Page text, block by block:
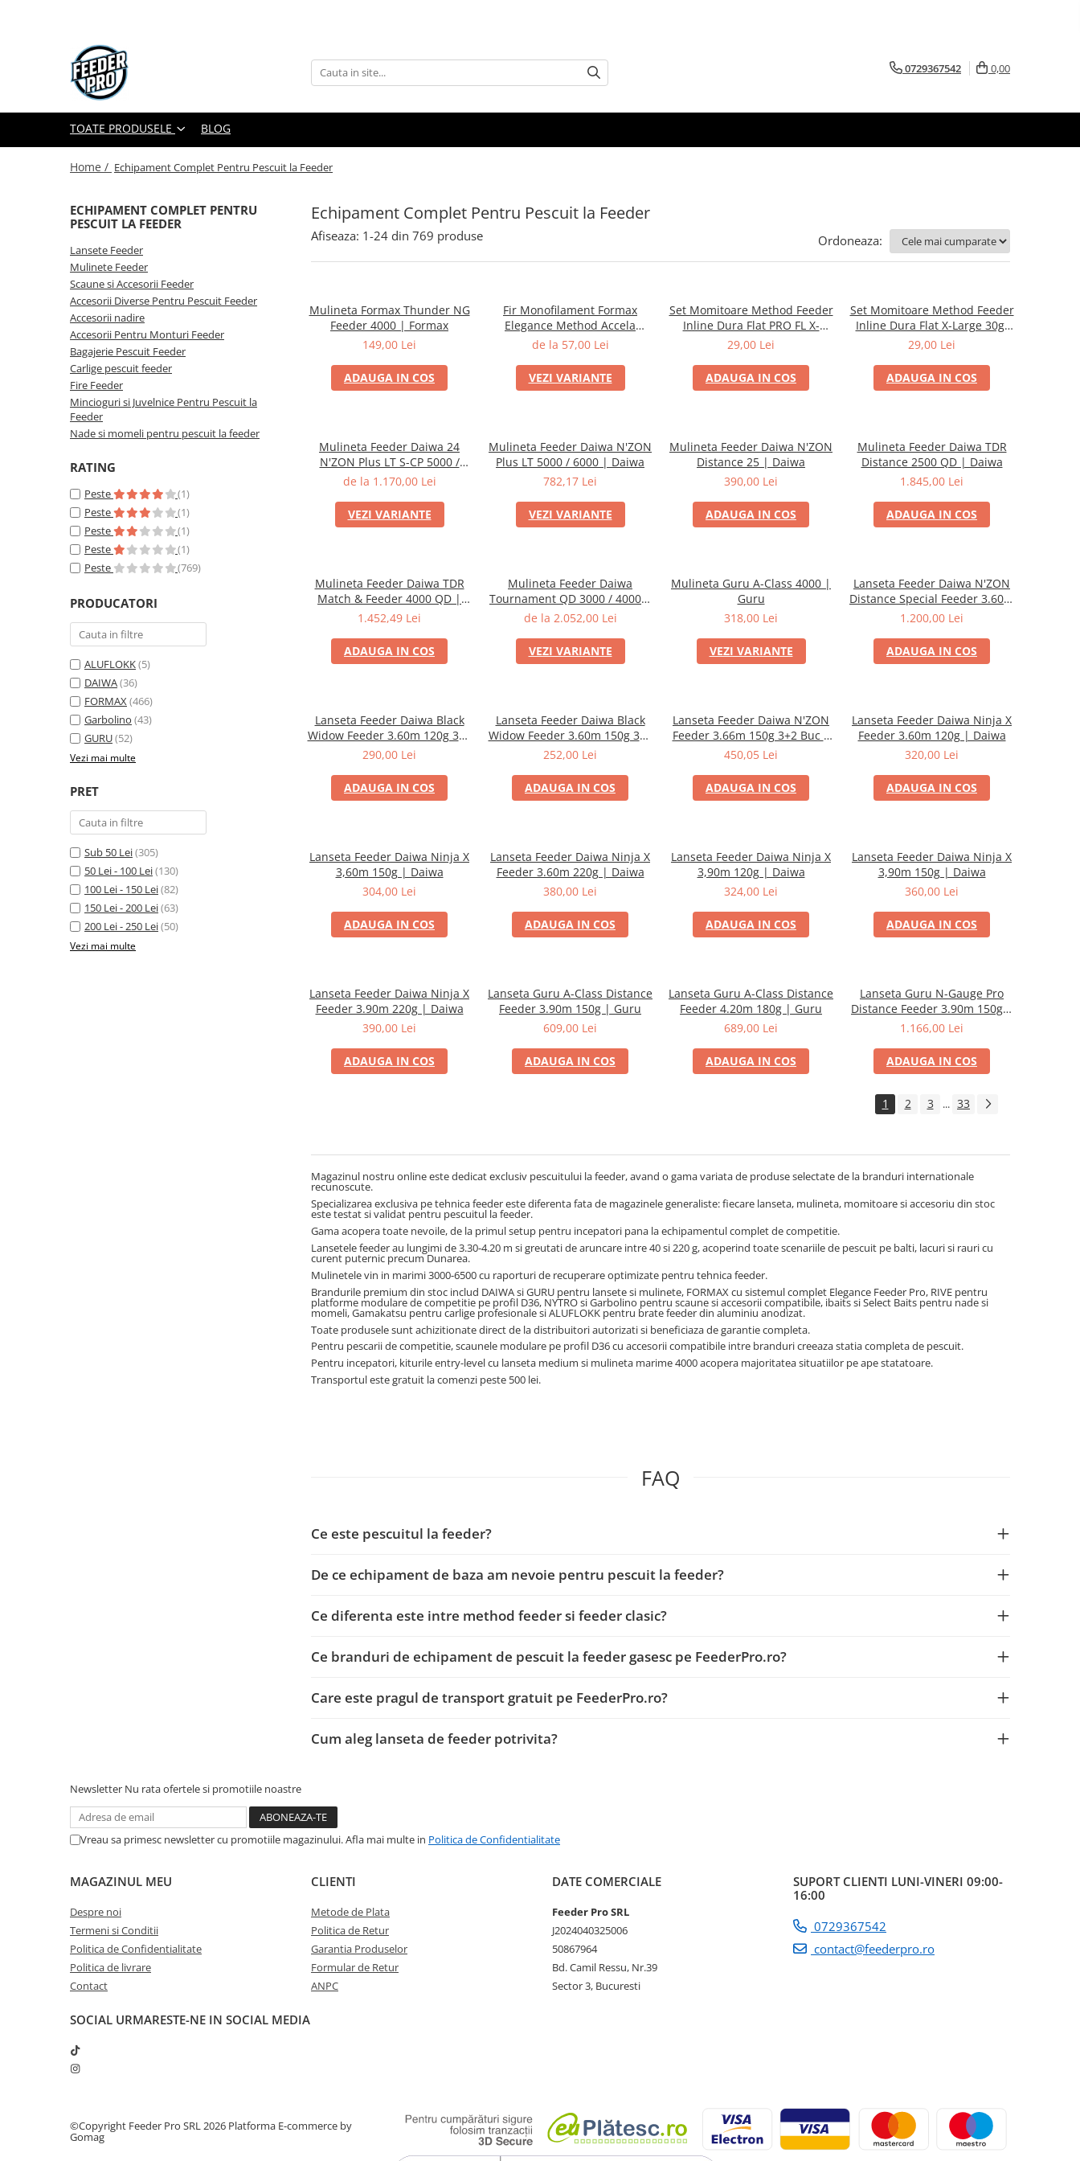
Toate Produsele
Accesorii Diverse
Mincioguri si Juvelnice
Scaune si Accesorii
Accesorii Nadire
Nade si Momeli
Accesorii Monturi
0729367542 0,00
TOATE PRODUSELE BLOG
Home / Echipament Complet Pentru Pescuit la Feeder
Echipament Complet Pentru Pescuit la Feeder
ECHIPAMENT COMPLET PENTRU
PESCUIT LA FEEDER
Lansete Feeder
Mulinete Feeder
Scaune si Accesorii Feeder
Accesorii Diverse Pentru Pescuit Feeder
Accesorii nadire
Accesorii Pentru Monturi Feeder
Bagajerie Pescuit Feeder
Carlige pescuit feeder
Fire Feeder
Mincioguri si Juvelnice Pentru Pescuit la
Feeder
Nade si momeli pentru pescuit la feeder
RATING
Peste
(1)
Peste
(1)
Peste
(1)
Peste
(1)
Peste
(769)
PRODUCATORI
ALUFLOKK(5)
DAIWA(36)
FORMAX(466)
Garbolino (43)
GURU(52)
Vezi mai multe
PRET
Sub 50 Lei(305)
50 Lei - 100 Lei(130)
100 Lei - 150 Lei(82)
150 Lei - 200 Lei(63)
200 Lei - 250 Lei(50)
Vezi mai multe
Afiseaza: 1-24 din 769 produse Ordoneaza:
Mulineta Formax Thunder NG
Feeder 4000 | Formax
149,00 Lei
ADAUGA IN COS
Fir Monofilament Formax
Elegance Method Accela
Distance Feeder Fluo 1000m |
de la 57,00 Lei
VEZI VARIANTE
Set Momitoare Method Feeder
Inline Dura Flat PRO FL X-
Large 60g-70g-80g | PRO FL
29,00 Lei
ADAUGA IN COS
Set Momitoare Method Feeder
Inline Dura Flat X-Large 30g-
40g-50g | PRO FL
29,00 Lei
ADAUGA IN COS
Mulineta Feeder Daiwa 24
N'ZON Plus LT S-CP 5000 /
6000 | Daiwa
de la 1.170,00 Lei
VEZI VARIANTE
Mulineta Feeder Daiwa N'ZON
Plus LT 5000 / 6000 | Daiwa
782,17 Lei
VEZI VARIANTE
Mulineta Feeder Daiwa N'ZON
Distance 25 | Daiwa
390,00 Lei
ADAUGA IN COS
Mulineta Feeder Daiwa TDR
Distance 2500 QD | Daiwa
1.845,00 Lei
ADAUGA IN COS
Mulineta Feeder Daiwa TDR
Match & Feeder 4000 QD |
Daiwa
1.452,49 Lei
ADAUGA IN COS
Mulineta Feeder Daiwa
Tournament QD 3000 / 4000 |
Daiwa
de la 2.052,00 Lei
VEZI VARIANTE
Mulineta Guru A-Class 4000 |
Guru
318,00 Lei
VEZI VARIANTE
Lanseta Feeder Daiwa N'ZON
Distance Special Feeder 3.60m
90g | Daiwa
1.200,00 Lei
ADAUGA IN COS
Lanseta Feeder Daiwa Black
Widow Feeder 3.60m 120g 3+2
Buc | Daiwa
290,00 Lei
ADAUGA IN COS
Lanseta Feeder Daiwa Black
Widow Feeder 3.60m 150g 3+2
Buc | Daiwa
252,00 Lei
ADAUGA IN COS
Lanseta Feeder Daiwa N'ZON
Feeder 3.66m 150g 3+2 Buc |
Daiwa
450,05 Lei
ADAUGA IN COS
Lanseta Feeder Daiwa Ninja X
Feeder 3.60m 120g | Daiwa
320,00 Lei
ADAUGA IN COS
Lanseta Feeder Daiwa Ninja X
3,60m 150g | Daiwa
304,00 Lei
ADAUGA IN COS
Lanseta Feeder Daiwa Ninja X
Feeder 3.60m 220g | Daiwa
380,00 Lei
ADAUGA IN COS
Lanseta Feeder Daiwa Ninja X
3,90m 120g | Daiwa
324,00 Lei
ADAUGA IN COS
Lanseta Feeder Daiwa Ninja X
3,90m 150g | Daiwa
360,00 Lei
ADAUGA IN COS
Lanseta Feeder Daiwa Ninja X
Feeder 3.90m 220g | Daiwa
390,00 Lei
ADAUGA IN COS
Lanseta Guru A-Class Distance
Feeder 3.90m 150g | Guru
609,00 Lei
ADAUGA IN COS
Lanseta Guru A-Class Distance
Feeder 4.20m 180g | Guru
689,00 Lei
ADAUGA IN COS
Lanseta Guru N-Gauge Pro
Distance Feeder 3.90m 150g |
Guru
1.166,00 Lei
ADAUGA IN COS
1 2 3 ... 33
Magazinul nostru online este dedicat exclusiv pescuitului la feeder, avand o gama variata de produse selectate de la branduri internationale
recunoscute.
Specializarea exclusiva pe tehnica feeder este diferenta fata de magazinele generaliste: fiecare lanseta, mulineta, momitoare si accesoriu din stoc
este testat si validat pentru pescuitul la feeder.
Gama acopera toate nevoile, de la primul setup pentru incepatori pana la echipamentul complet de competitie.
Lansetele feeder au lungimi de 3.30-4.20 m si greutati de aruncare intre 40 si 220 g, acoperind toate scenariile de pescuit pe balti, lacuri si rauri cu
curent puternic precum Dunarea.
Mulinetele vin in marimi 3000-6500 cu raporturi de recuperare optimizate pentru tehnica feeder.
Brandurile premium din stoc includ DAIWA si GURU pentru lansete si mulinete, FORMAX cu sistemul complet Elegance Feeder Pro, RIVE pentru
platforme modulare de competitie pe profil D36, NYTRO si Garbolino pentru scaune si accesorii compatibile, ibaits si Select Baits pentru nade si
momeli, Gamakatsu pentru carlige profesionale si ALUFLOKK pentru brate feeder din aluminiu anodizat.
Toate produsele sunt achizitionate direct de la distribuitori autorizati si beneficiaza de garantie completa.
Pentru pescarii de competitie, scaunele modulare pe profil D36 cu accesorii compatibile intre branduri creeaza statia completa de pescuit.
Pentru incepatori, kiturile entry-level cu lanseta medium si mulineta marime 4000 acopera majoritatea situatiilor pe ape statatoare.
Transportul este gratuit la comenzi peste 500 lei.
FAQ
Ce este pescuitul la feeder?
De ce echipament de baza am nevoie pentru pescuit la feeder?
Ce diferenta este intre method feeder si feeder clasic?
Ce branduri de echipament de pescuit la feeder gasesc pe FeederPro.ro?
Care este pragul de transport gratuit pe FeederPro.ro?
Cum aleg lanseta de feeder potrivita?
Newsletter Nu rata ofertele si promotiile noastre
Vreau sa primesc newsletter cu promotiile magazinului. Afla mai multe in Politica de Confidentialitate
MAGAZINUL MEU
Despre noi
Termeni si Conditii
Politica de Confidentialitate
Politica de livrare
Contact
CLIENTI
Metode de Plata
Politica de Retur
Garantia Produselor
Formular de Retur
ANPC
DATE COMERCIALE
Feeder Pro SRL
J2024040325006
50867964
Bd. Camil Ressu, Nr.39
Sector 3, Bucuresti
SUPORT CLIENTI LUNI-VINERI 09:00-
16:00
0729367542
contact@feederpro.ro
SOCIAL URMARESTE-NE IN SOCIAL MEDIA
©Copyright Feeder Pro SRL 2026 Platforma E-commerce by
Gomag